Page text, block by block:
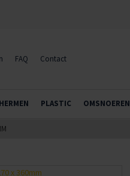
FAQ Contact
PLASTIC OMSNOEREN